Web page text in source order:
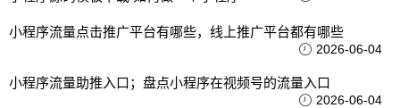
小程序流量点击推广平台有哪些，线上推广平台都有哪些
2026-06-04
小程序流量助推入口；盘点小程序在视频号的流量入口
2026-06-04